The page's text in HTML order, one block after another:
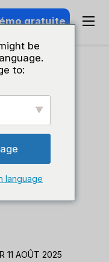
gratuite
11 AOÛT 2025
be
to:
language